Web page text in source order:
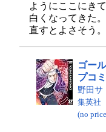
ようにここにき
白くなってきた
直すとよさそう。
ゴー
プコ
野田サ
集英社
(no